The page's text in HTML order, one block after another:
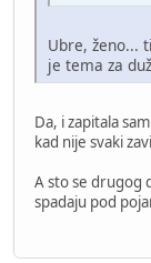
Ubre, ženo...
je tema za
Da, i zapitala
kad nije svaki
A sto se drugog
spadaju pod